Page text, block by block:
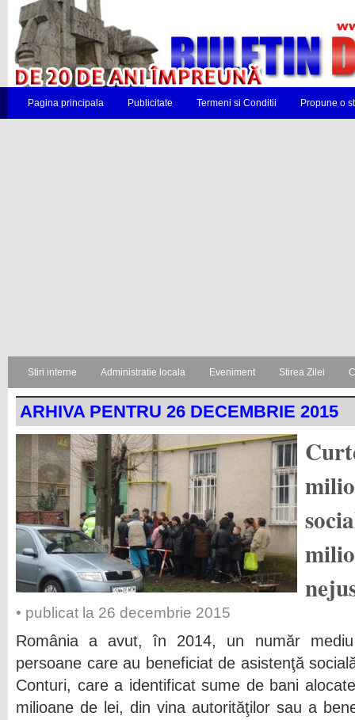
Pagina principala Publicitate Termeni si Conditii Propune o
Stiri interne Administratie locala Eveniment Stirea Zilei
ARHIVA PENTRU 26 DECEMBRIE 2015
• publicat la 26 decembrie 2015
România a avut, în 2014, un număr
persoane care au beneficiat de asistenţă
Conturi, care a identificat sume de bani
milioane de lei, din vina autorităţilor sau a